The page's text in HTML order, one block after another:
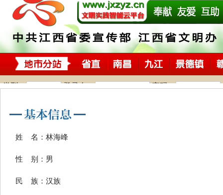
姓 名：林海峰
性 别：男
民 族：汉族